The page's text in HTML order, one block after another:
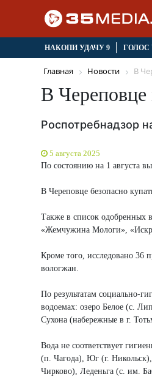
НАКОПИ УДАЧУ 9 ГОЛОС
Главная Новости В
В Череповце
Роспотребнадзор
5 августа 2025
По состоянию на 1 августа
В Череповце безопасно
Также в список одобренных
«Жемчужина Мологи»,
Кроме того, исследовано 36
вологжан.
По результатам социально-
водоемах: озеро Белое (с.
Сухона (набережные в г.
Вода не соответствует
(п. Чагода), Юг (г.
Чирково), Леденьга (с. им.